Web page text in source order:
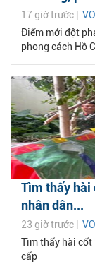
17 giờ trước |
Điểm mới đột
phong cách Hồ
Tìm thấy hài
nhân dân...
23 giờ trước |
Tìm thấy hài cốt
cấp